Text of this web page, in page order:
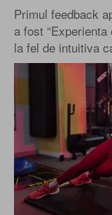
Primul feedback
a fost
la fel de intuitiva